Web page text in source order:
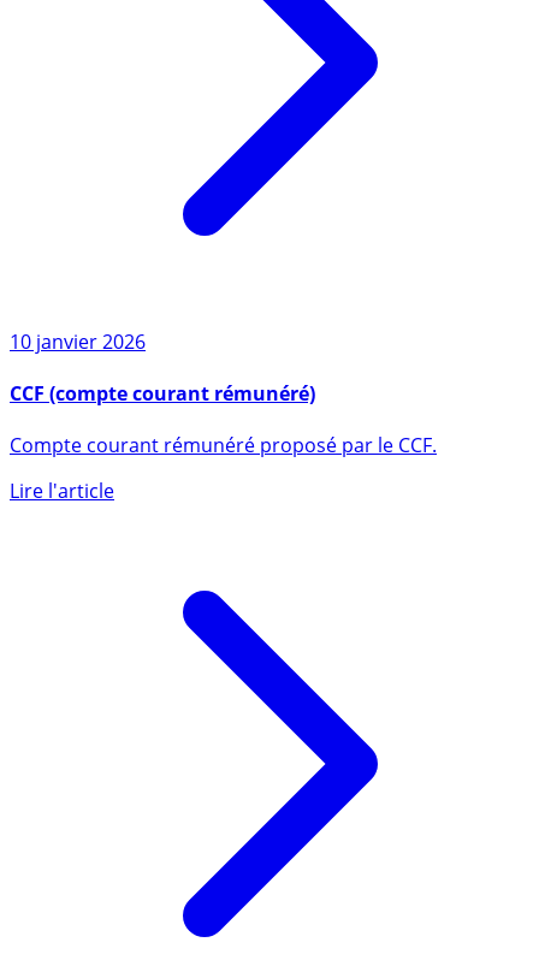
10 janvier 2026
CCF (compte courant rémunéré)
Compte courant rémunéré proposé par le CCF.